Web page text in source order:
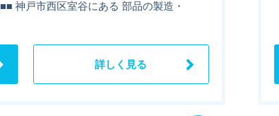
神戸市西区室谷にある 部品の製造・
詳しく見る